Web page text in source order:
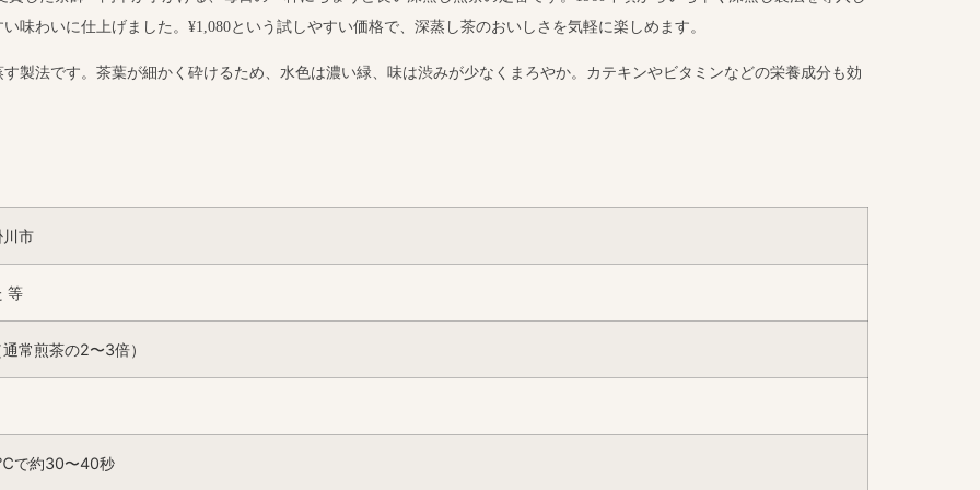
味わいに仕上げました。¥1,080という試しやすい価格で、深蒸し茶のおいしさを気軽に楽しめます。
製法です。茶葉が細かく砕けるため、水色は濃い緑、味は渋みが少なくまろやか。カテキンやビタミンなどの栄養成分も効
市
等
常煎茶の2〜3倍）
で約30〜40秒